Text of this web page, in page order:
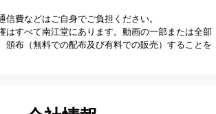
信費などはご自身でご負担ください。
はすべて南江堂にあります。動画の一部または全部
頒布（無料での配布及び有料での販売）することを